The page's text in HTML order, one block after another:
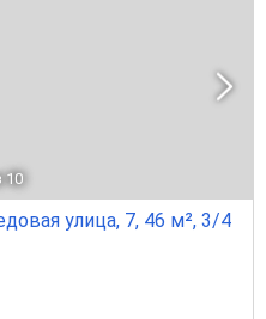
10
улица, 7, 46 м², 3/4